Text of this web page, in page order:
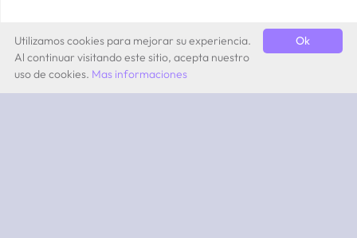
Ok
Utilizamos cookies para mejorar su experiencia.
Al continuar visitando este sitio, acepta nuestro
uso de cookies. Mas informaciones